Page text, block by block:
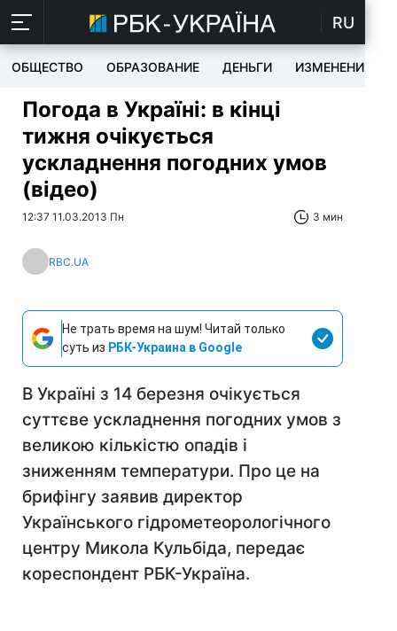
RU
ОБЩЕСТВО ОБРАЗОВАНИЕ ДЕНЬГИ ИЗМЕНЕНИЯ
Погода в Україні: в кінці
тижня очікується
ускладнення погодних умов
(відео)
12:37 11.03.2013 Пн 3 мин
RBC.UA
Не трать время на шум! Читай только
суть из РБК-Украина в Google
В Україні з 14 березня очікується
суттєве ускладнення погодних умов з
великою кількістю опадів і
зниженням температури. Про це на
брифінгу заявив директор
Українського гідрометеорологічного
центру Микола Кульбіда, передає
кореспондент РБК-Україна.